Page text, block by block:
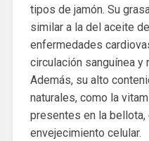
tipos de jamón. Su
similar a la del aceite
enfermedades
circulación sanguínea y
Además, su alto
naturales, como la
presentes en la bellota,
envejecimiento celular.